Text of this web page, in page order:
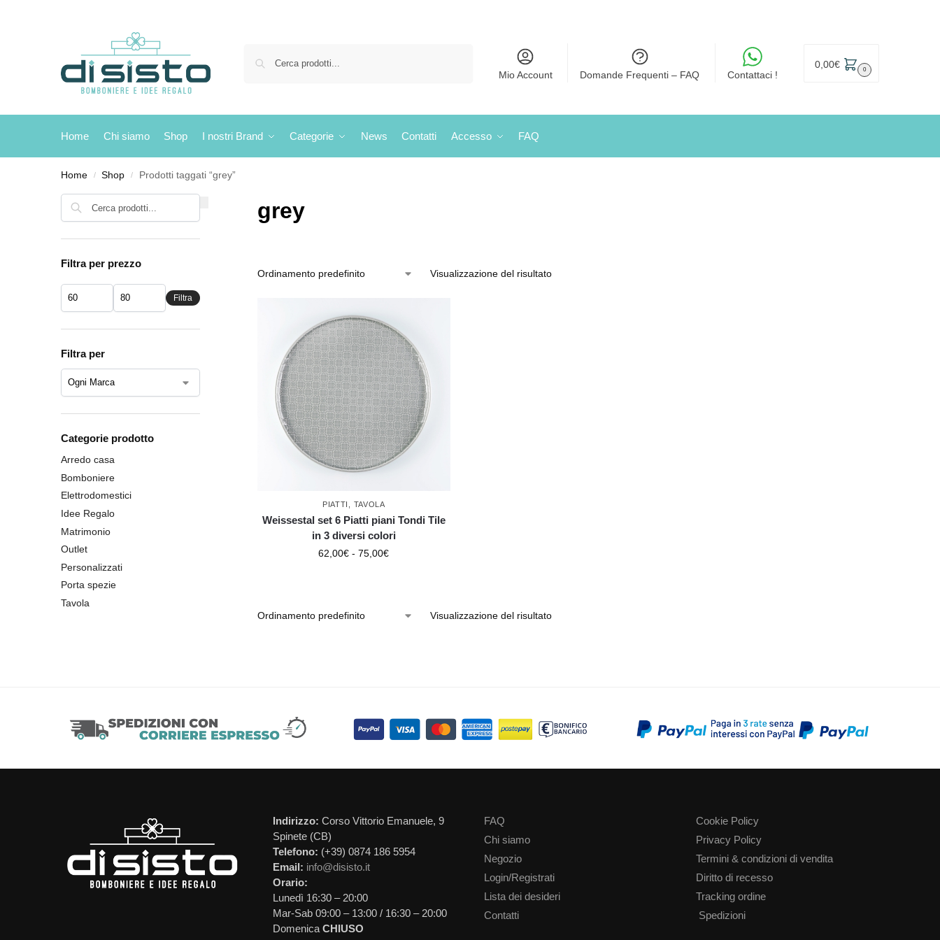
Mio Account Domande Frequenti – FAQ Contattaci !
0,00€ 0
Home Chi siamo Shop I nostri Brand Categorie News Contatti Accesso FAQ
Home / Shop / Prodotti taggati “grey”
grey
Visualizzazione del risultato
PIATTI TAVOLA
Weissestal set 6 Piatti piani Tondi Tile
in 3 diversi colori
62,00€ - 75,00€
Visualizzazione del risultato
Filtra per prezzo
Filtra
Filtra per
Categorie prodotto
Arredo casa
Bomboniere
Elettrodomestici
Idee Regalo
Matrimonio
Outlet
Personalizzati
Porta spezie
Tavola
Indirizzo: Corso Vittorio Emanuele, 9
Spinete (CB)
Telefono: (+39) 0874 186 5954
Email: info@disisto.it
Orario:
Lunedì 16:30 – 20:00
Mar-Sab 09:00 – 13:00 / 16:30 – 20:00
Domenica CHIUSO
FAQ
Chi siamo
Negozio
Login/Registrati
Lista dei desideri
Contatti
Cookie Policy
Privacy Policy
Termini & condizioni di vendita
Diritto di recesso
Tracking ordine
Spedizioni